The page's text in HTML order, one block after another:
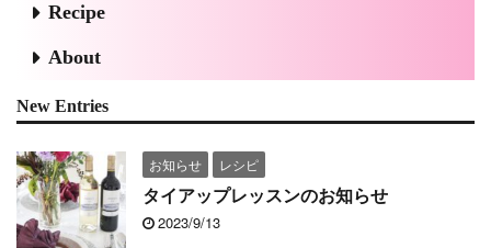
Recipe
About
New Entries
お知らせ
レシピ
タイアップレッスンのお知らせ
2023/9/13